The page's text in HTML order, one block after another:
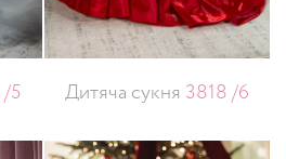
/5 Дитяча сукня 3818 /6